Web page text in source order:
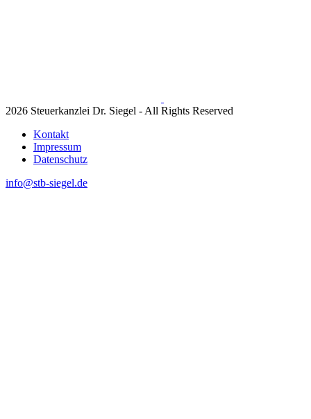
2026 Steuerkanzlei Dr. Siegel - All Rights Reserved
Kontakt
Impressum
Datenschutz
info@stb-siegel.de